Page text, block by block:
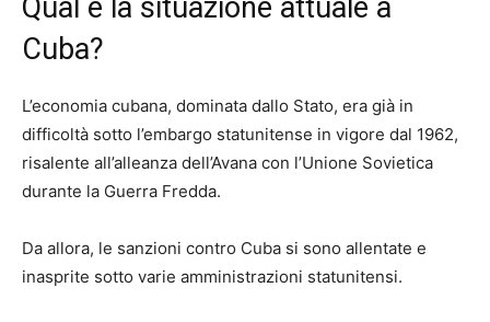
Qual è la situazione attuale a
Cuba?
L’economia cubana, dominata dallo Stato, era già in
difficoltà sotto l’embargo statunitense in vigore dal 1962,
risalente all’alleanza dell’Avana con l’Unione Sovietica
durante la Guerra Fredda.
Da allora, le sanzioni contro Cuba si sono allentate e
inasprite sotto varie amministrazioni statunitensi.